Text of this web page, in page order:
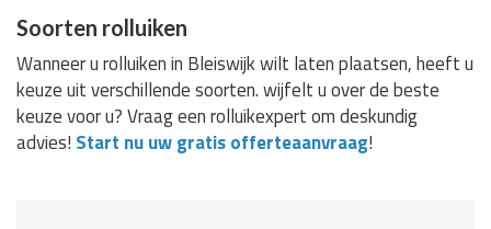
Soorten rolluiken
Wanneer u rolluiken in Bleiswijk wilt laten plaatsen, heeft u
keuze uit verschillende soorten. wijfelt u over de beste
keuze voor u? Vraag een rolluikexpert om deskundig
advies! Start nu uw gratis offerteaanvraag!